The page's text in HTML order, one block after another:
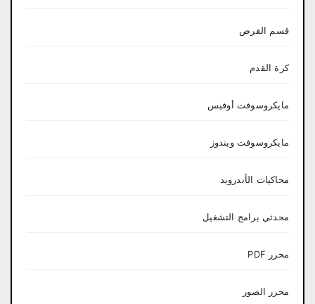
قسم القرص
كرة القدم
مايكروسوفت أوفيس
مايكروسوفت ويندوز
محاكيات الأندرويد
محدثي برامج التشغيل
محرر PDF
محرر الصور